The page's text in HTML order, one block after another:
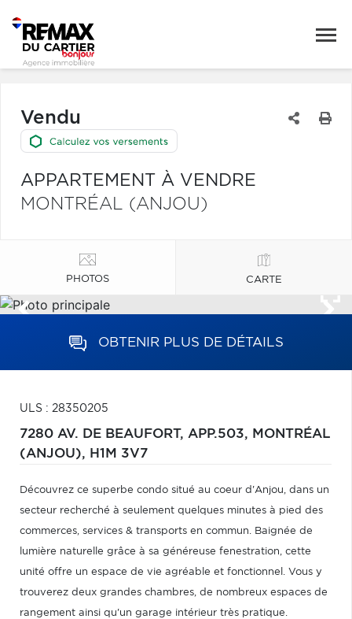
Vendu
APPARTEMENT À VENDRE
MONTRÉAL (ANJOU)
PHOTOS CARTE
OBTENIR PLUS DE DÉTAILS
ULS : 28350205
7280 AV. DE BEAUFORT, APP.503, MONTRÉAL
(ANJOU), H1M 3V7
Découvrez ce superbe condo situé au coeur d'Anjou, dans un
secteur recherché à seulement quelques minutes à pied des
commerces, services & transports en commun. Baignée de
lumière naturelle grâce à sa généreuse fenestration, cette
unité offre un espace de vie agréable et fonctionnel. Vous y
trouverez deux grandes chambres, de nombreux espaces de
rangement ainsi qu'un garage intérieur très pratique.